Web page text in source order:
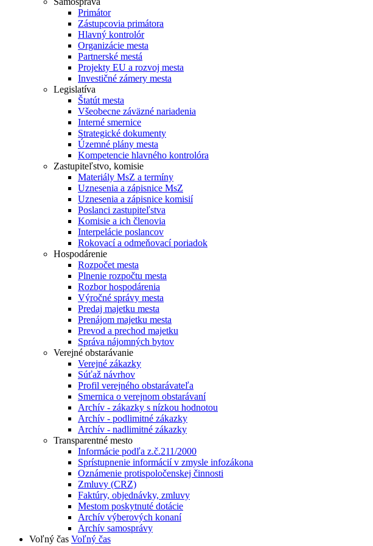
Primátor
Zástupcovia primátora
Hlavný kontrolór
Organizácie mesta
Partnerské mestá
Projekty EU a rozvoj mesta
Investičné zámery mesta
Legislatíva
Štatút mesta
Všeobecne záväzné nariadenia
Interné smernice
Strategické dokumenty
Územné plány mesta
Kompetencie hlavného kontrolóra
Zastupiteľstvo, komisie
Materiály MsZ a termíny
Uznesenia a zápisnice MsZ
Uznesenia a zápisnice komisií
Poslanci zastupiteľstva
Komisie a ich členovia
Interpelácie poslancov
Rokovací a odmeňovací poriadok
Hospodárenie
Rozpočet mesta
Plnenie rozpočtu mesta
Rozbor hospodárenia
Výročné správy mesta
Predaj majetku mesta
Prenájom majetku mesta
Prevod a prechod majetku
Správa nájomných bytov
Verejné obstarávanie
Verejné zákazky
Súťaž návrhov
Profil verejného obstarávateľa
Smernica o verejnom obstarávaní
Archív - zákazky s nízkou hodnotou
Archív - podlimitné zákazky
Archív - nadlimitné zákazky
Transparentné mesto
Informácie podľa z.č.211/2000
Sprístupnenie informácií v zmysle infozákona
Oznámenie protispoločenskej činnosti
Zmluvy (CRZ)
Faktúry, objednávky, zmluvy
Mestom poskytnuté dotácie
Archív výberových konaní
Archív samosprávy
Voľný čas Voľný čas